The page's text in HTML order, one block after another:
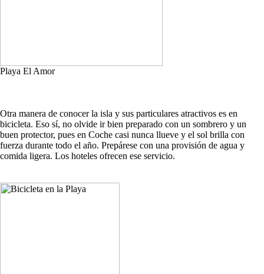
Playa El Amor
Otra manera de conocer la isla y sus particulares atractivos es en
bicicleta. Eso sí, no olvide ir bien preparado con un sombrero y un
buen protector, pues en Coche casi nunca llueve y el sol brilla con
fuerza durante todo el año. Prepárese con una provisión de agua y
comida ligera. Los hoteles ofrecen ese servicio.